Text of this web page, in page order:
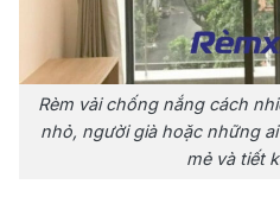
Rèm vải chống nắng cách
nhỏ, người già hoặc những
mẻ và tiết